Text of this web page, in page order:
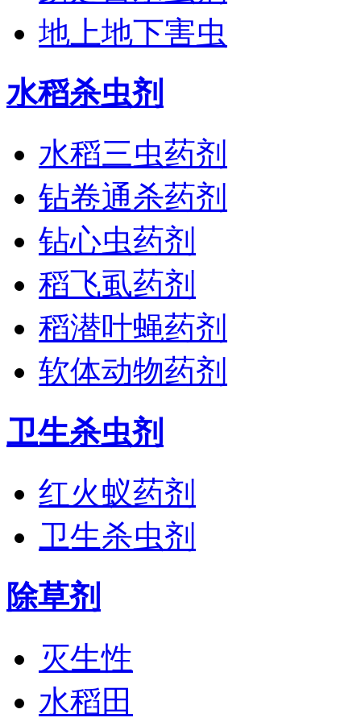
地上地下害虫
水稻杀虫剂
水稻三虫药剂
钻卷通杀药剂
钻心虫药剂
稻飞虱药剂
稻潜叶蝇药剂
软体动物药剂
卫生杀虫剂
红火蚁药剂
卫生杀虫剂
除草剂
灭生性
水稻田